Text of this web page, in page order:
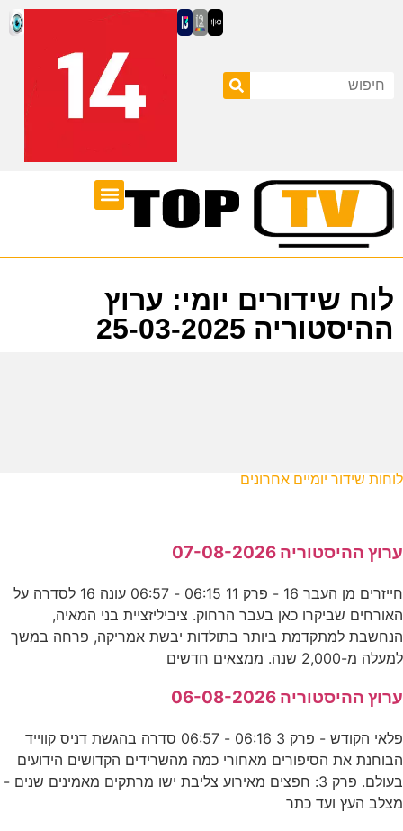
לוח שידורים יומי: ערוץ
ההיסטוריה 25-03-2025
לוחות שידור יומיים אחרונים
ערוץ ההיסטוריה 07-08-2026
חייזרים מן העבר 16 - פרק 11 06:15 - 06:57 עונה 16 לסדרה על
האורחים שביקרו כאן בעבר הרחוק. ציביליזציית בני המאיה,
הנחשבת למתקדמת ביותר בתולדות יבשת אמריקה, פרחה במשך
למעלה מ-2,000 שנה. ממצאים חדשים
ערוץ ההיסטוריה 06-08-2026
פלאי הקודש - פרק 3 06:16 - 06:57 סדרה בהגשת דניס קווייד
הבוחנת את הסיפורים מאחורי כמה מהשרידים הקדושים הידועים
בעולם. פרק 3: חפצים מאירוע צליבת ישו מרתקים מאמינים שנים -
מצלב העץ ועד כתר